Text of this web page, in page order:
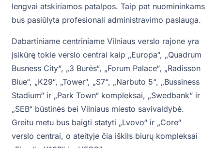
lengvai atskiriamos patalpos. Taip pat nuomininkams
bus pasiūlyta profesionali administravimo paslauga.
Dabartiniame centriniame Vilniaus verslo rajone yra
įsikūrę tokie verslo centrai kaip „Europa“, „Quadrum
Busness City“, „3 Burės“, „Forum Palace“, „Radisson
Blue“, „K29“, „Tower“, „S7“, „Narbuto 5“, „Bussiness
Stadium“ ir „Park Town“ kompleksai, „Swedbank“ ir
„SEB“ būstinės bei Vilniaus miesto savivaldybė.
Greitu metu bus baigti statyti „Lvovo“ ir „Core“
verslo centrai, o ateityje čia iškils biurų kompleksai